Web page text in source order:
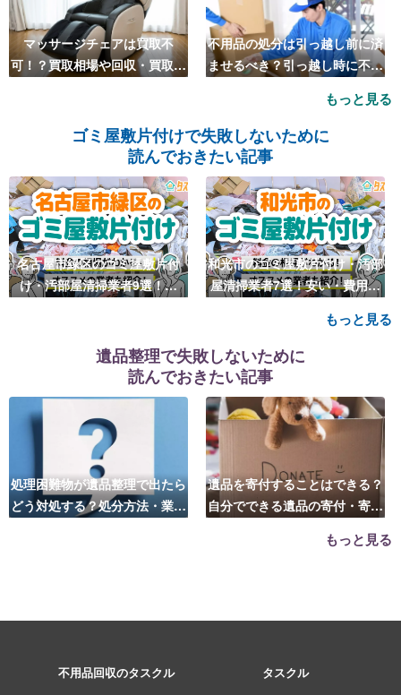
マッサージチェアは買取不
可！？買取相場や回収・買取の
不用品の処分は引っ越し前に済
ませるべき？引っ越し時に不用
もっと見る
ゴミ屋敷片付けで失敗しないために
読んでおきたい記事
名古屋市緑区のゴミ屋敷片付
け・汚部屋清掃業者9選！安
和光市のゴミ屋敷片付け・汚部
屋清掃業者7選！安い・費用相
もっと見る
遺品整理で失敗しないために
読んでおきたい記事
処理困難物が遺品整理で出たら
どう対処する？処分方法・業者
遺品を寄付することはできる？
自分でできる遺品の寄付・寄贈
もっと見る
不用品回収のタスクル タスクル